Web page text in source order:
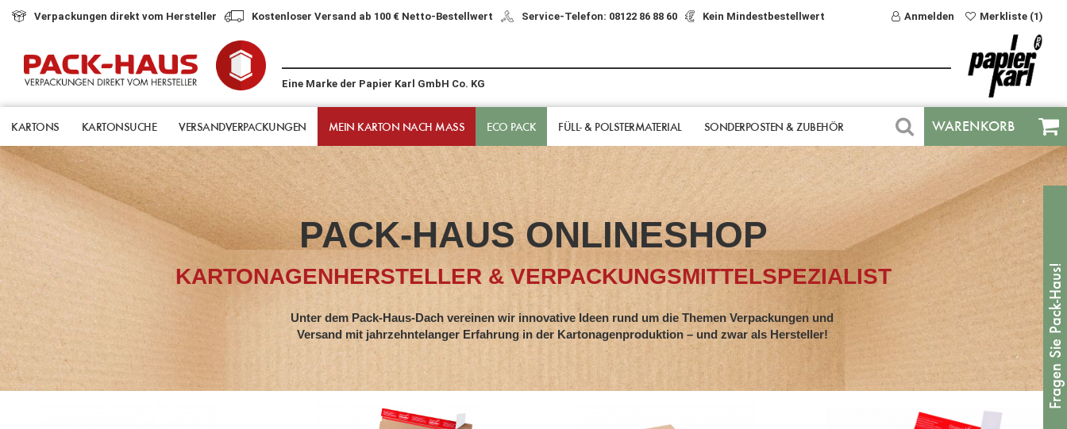
Verpackungen direkt vom Hersteller Kostenloser Versand ab 100 € Netto-Bestellwert Service-Telefon: 08122 86 88 60 Kein Mindestbestellwert Anmelden Merkliste (1)
Eine Marke der Papier Karl GmbH Co. KG
KARTONS KARTONSUCHE VERSANDVERPACKUNGEN MEIN KARTON NACH MASS ECO PACK FÜLL- & POLSTER­MATERIAL SONDERPOSTEN & ZUBEHÖR WARENKORB
PACK-HAUS ONLINESHOP
KARTONAGENHERSTELLER & VERPACKUNGSMITTELSPEZIALIST
Unter dem Pack-Haus-Dach vereinen wir innovative Ideen rund um die Themen Verpackungen und
Versand mit jahrzehntelanger Erfahrung in der Kartonagenproduktion – und zwar als Hersteller!